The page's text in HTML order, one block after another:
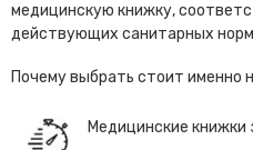
медицинскую книжку,
действующих санитарных
Почему выбрать стоит именно
Медицинские книжки